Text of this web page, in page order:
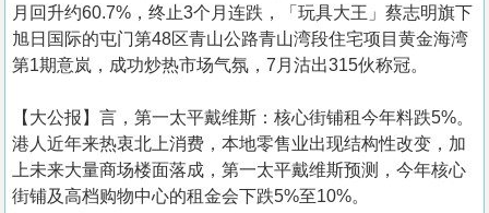
月回升约60.7%，终止3个月连跌，「玩具大王」蔡志明旗下
旭日国际的屯门第48区青山公路青山湾段住宅项目黄金海湾
第1期意岚，成功炒热市场气氛，7月沽出315伙称冠。
【大公报】言，第一太平戴维斯：核心街铺租今年料跌5%。
港人近年来热衷北上消费，本地零售业出现结构性改变，加
上未来大量商场楼面落成，第一太平戴维斯预测，今年核心
街铺及高档购物中心的租金会下跌5%至10%。